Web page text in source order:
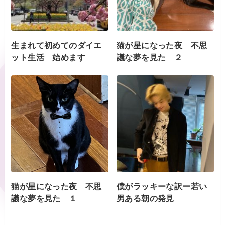
生まれて初めてのダイエ
ット生活 始めます
猫が星になった夜 不思
議な夢を見た ２
猫が星になった夜 不思
議な夢を見た １
僕がラッキーな訳ー若い
男ある朝の発見